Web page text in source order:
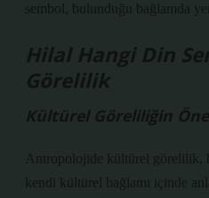
sembol, bulunduğu bağlamda
Hilal Hangi Din
Görelilik
Kültürel Göreliliğin
Antropolojide kültürel görelilik,
kendi kültürel bağlamı içinde